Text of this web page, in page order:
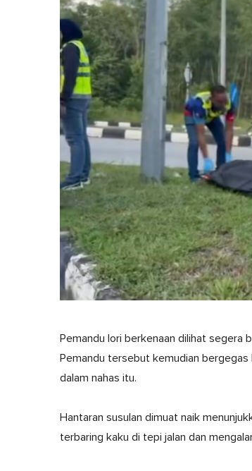
Pemandu lori berkenaan dilihat segera
Pemandu tersebut kemudian
dalam nahas itu.
Hantaran susulan dimuat naik
terbaring kaku di tepi jalan dan